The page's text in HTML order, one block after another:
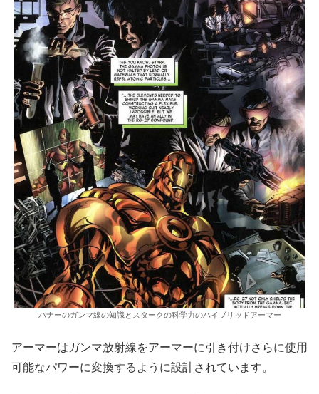
バナーのガンマ線の知識とスタークの科学力のハイブリッドアーマー
アーマーはガンマ放射線をアーマーに引き付けさらに使用
可能なパワーに変換するように設計されています。